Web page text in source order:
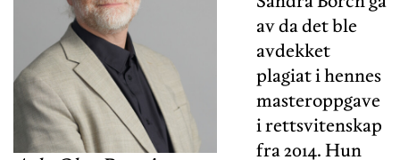
av da det ble
avdekket
plagiat i hennes
masteroppgave
i rettsvitenskap
fra 2014. Hun